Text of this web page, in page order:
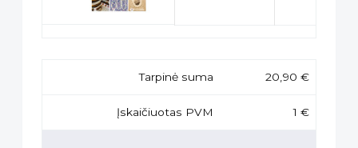
Tarpinė suma 20,90 €
Įskaičiuotas PVM 1 €